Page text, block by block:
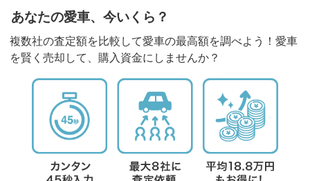
あなたの愛車、今いくら？
複数社の査定額を比較して愛車の最高額を調べよう！愛車
を賢く売却して、購入資金にしませんか？